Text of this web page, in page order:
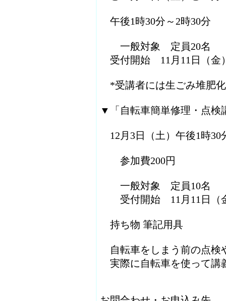
午後1時30分～2時30分
一般対象 定員20名
受付開始 11月11日（金
*受講者には生ごみ堆肥
▼「自転車簡単修理・点検
12月3日（土）午後1時30
参加費200円
一般対象 定員10名
受付開始 11月11日（
持ち物 筆記用具
自転車をしまう前の点検
実際に自転車を使って講